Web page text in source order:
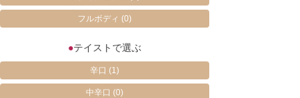
フルボディ(0)
●テイストで選ぶ
辛口(1)
中辛口(0)